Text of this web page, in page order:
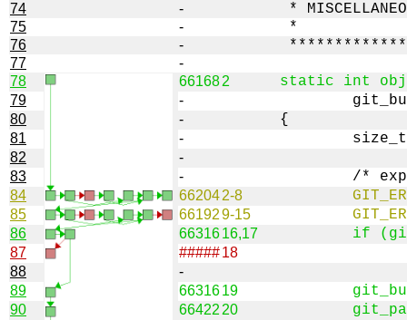
74
-
75
-
76
-
77
-
78
661682
79
-
80
-
81
-
82
-
83
-
84
662042-8
85
661929-15
86
6631616,17
87
#####18
88
-
89
6631619
90
66422 20